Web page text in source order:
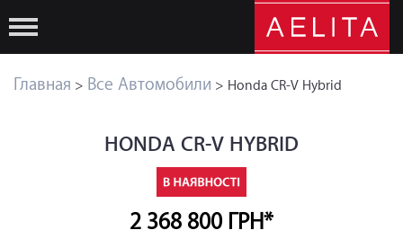
Главная > Все Автомобили > Honda CR-V Hybrid
HONDA CR-V HYBRID
2 368 800 ГРН*